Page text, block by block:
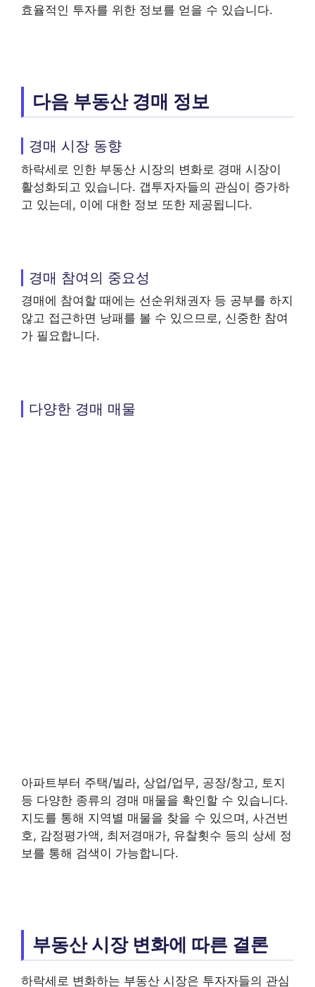
효율적인 투자를 위한 정보를 얻을 수 있습니다.
다음 부동산 경매 정보
경매 시장 동향
하락세로 인한 부동산 시장의 변화로 경매 시장이
활성화되고 있습니다. 갭투자자들의 관심이 증가하
고 있는데, 이에 대한 정보 또한 제공됩니다.
경매 참여의 중요성
경매에 참여할 때에는 선순위채권자 등 공부를 하지
않고 접근하면 낭패를 볼 수 있으므로, 신중한 참여
가 필요합니다.
다양한 경매 매물
아파트부터 주택/빌라, 상업/업무, 공장/창고, 토지
등 다양한 종류의 경매 매물을 확인할 수 있습니다.
지도를 통해 지역별 매물을 찾을 수 있으며, 사건번
호, 감정평가액, 최저경매가, 유찰횟수 등의 상세 정
보를 통해 검색이 가능합니다.
부동산 시장 변화에 따른 결론
하락세로 변화하는 부동산 시장은 투자자들의 관심